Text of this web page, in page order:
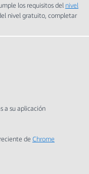
los requisitos del nivel
nivel gratuito, completar
a su aplicación
de Chrome